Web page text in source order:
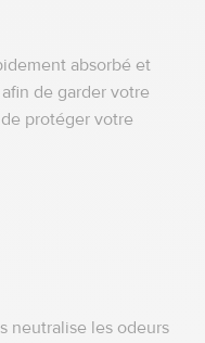
absorbé et
de garder votre
protéger votre
neutralise les odeurs